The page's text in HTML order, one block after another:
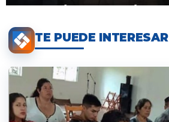
TE PUEDE INTERESAR